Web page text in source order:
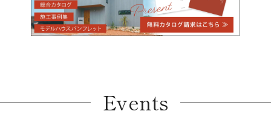
Events